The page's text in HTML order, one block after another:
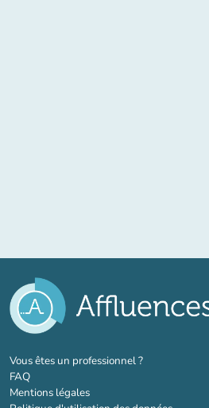
Vous êtes un professionnel ?(nouvel onglet)
FAQ
Mentions légales